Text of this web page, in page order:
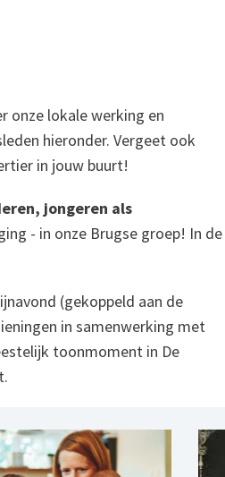
onze lokale werking en
hieronder. Vergeet ook
in jouw buurt!
jongeren als
- in onze Brugse groep! In de
(gekoppeld aan de
in samenwerking met
toonmoment in De